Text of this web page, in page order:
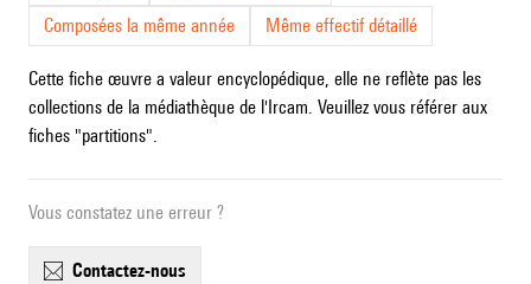
Composées la même année
Même effectif détaillé
Cette fiche œuvre a valeur encyclopédique, elle ne reflète pas les
collections de la médiathèque de l'Ircam. Veuillez vous référer aux
fiches "partitions".
Vous constatez une erreur ?
contactez-nous